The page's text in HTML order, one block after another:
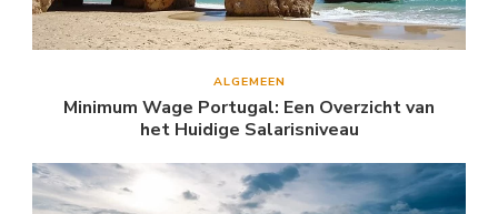
ALGEMEEN
Minimum Wage Portugal: Een Overzicht van
het Huidige Salarisniveau